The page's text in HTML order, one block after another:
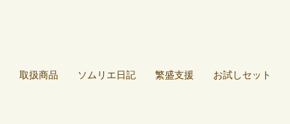
取扱商品 ソムリエ日記 繁盛支援 お試しセット